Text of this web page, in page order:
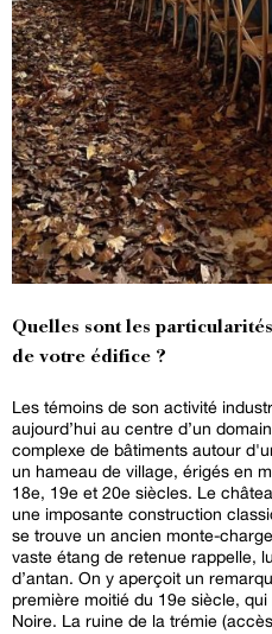
Quelles sont les
de votre édifice ?
Les témoins de son activité
aujourd’hui au centre d’un domaine de 40
complexe de bâtiments autour
un hameau de village, érigés en
18e, 19e et 20e siècles. Le
une imposante construction
se trouve un ancien monte-
vaste étang de retenue rappelle,
d’antan. On y aperçoit un
première moitié du 19e siècle, qui
Noire. La ruine de la trémie